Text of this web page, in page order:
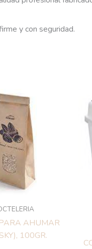
y con seguridad.
AHUMAR
100GR.